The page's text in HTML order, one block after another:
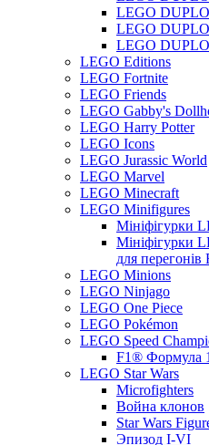
LEGO DUPLO
LEGO
LEGO
LEGO Editions
LEGO Fortnite
LEGO Friends
LEGO Gabby's
LEGO Harry Potter
LEGO Icons
LEGO Jurassic World
LEGO Marvel
LEGO Minecraft
LEGO Minifigures
Мініфігурки
Мініфігурки
для
LEGO Minions
LEGO Ninjago
LEGO One Piece
LEGO Pokémon
LEGO Speed
F1® Формула 1
LEGO Star Wars
Microfighters
Война клонов
Star Wars
Эпизод I-VI